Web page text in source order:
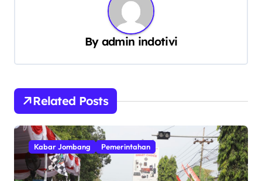
o
By admin indotivi
Related Posts
Kabar Jombang Pemerintahan